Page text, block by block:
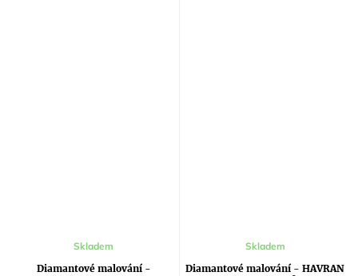
Diamantové malování -
Skladem
Diamantové malování - HAVRAN
Skladem